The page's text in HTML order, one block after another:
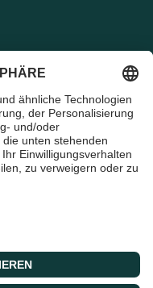
by shopify